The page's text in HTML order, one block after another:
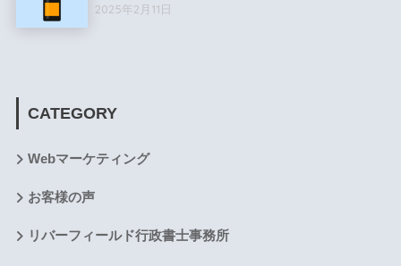
2025年2月11日
CATEGORY
Webマーケティング
お客様の声
リバーフィールド行政書士事務所